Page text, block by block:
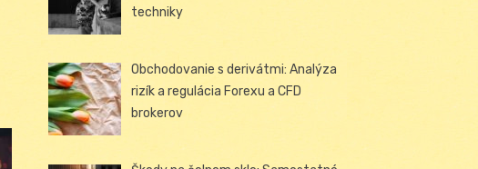
techniky
Obchodovanie s derivátmi: Analýza
rizík a regulácia Forexu a CFD
brokerov